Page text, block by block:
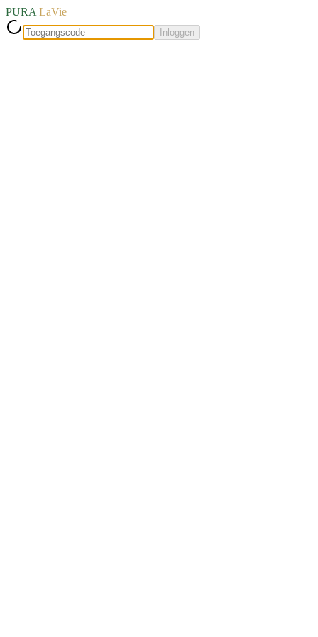
PURA|LaVie
Inloggen